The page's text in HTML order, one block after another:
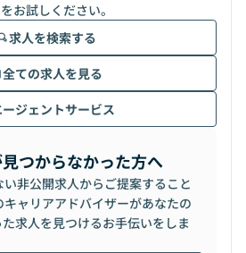
お試しください。
求人を検索する
全ての求人を見る
ージェントサービス
つからなかった方へ
非公開求人からご提案すること
ャリアアドバイザーがあなたの
求人を見つけるお手伝いをしま